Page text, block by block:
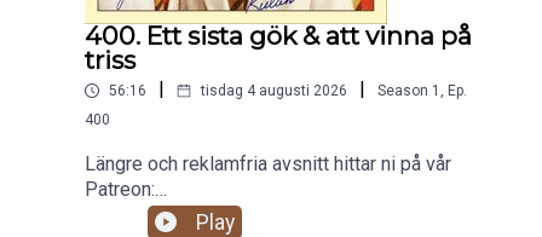
400. Ett sista gök & att vinna på
triss
56:16 | tisdag 4 augusti 2026 | Season 1 , Ep.
400
Längre och reklamfria avsnitt hittar ni på vår
Patreon:
https://www.patreon.com/c/randommakingmovie
Play